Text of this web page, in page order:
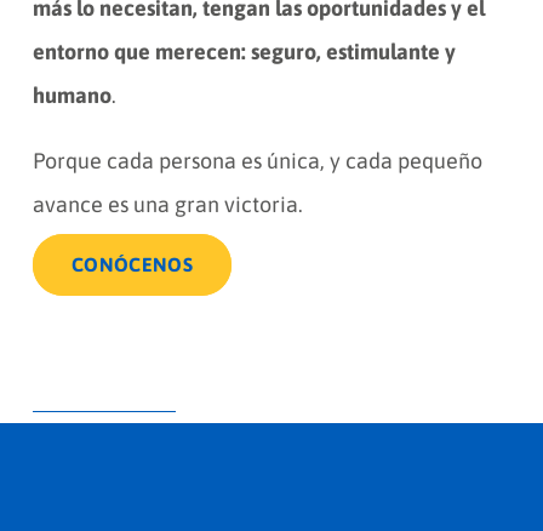
más lo necesitan, tengan las oportunidades y el
entorno que merecen: seguro, estimulante y
humano.
Porque cada persona es única, y cada pequeño
avance es una gran victoria.
CONÓCENOS